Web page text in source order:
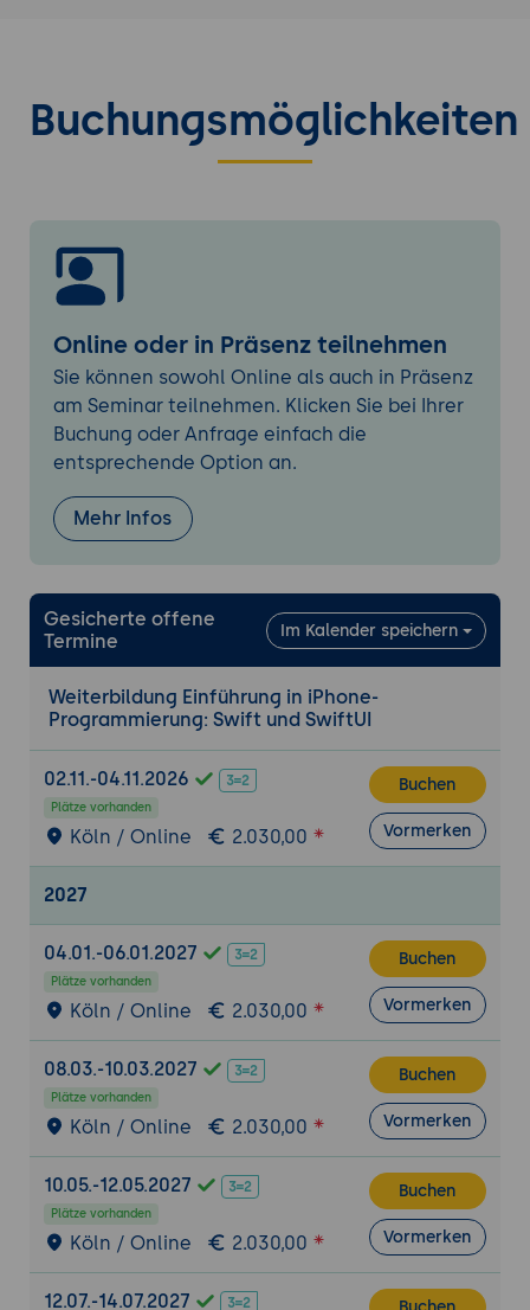
Guidelines (HIG)
Praxisübung 1: Erste Schritte mit Swift und
einfachen iPhone-App mit SwiftUI
Lösung:
Xcode
Erstellung einer einfachen
Benutzeroberfläche mit SwiftUI
Implementierung grundlegender
Funktionen
Tools:Xcode
Ergebnis: Eine funktionsfähige iPhone-
Erweiterte SwiftUI-Komponenten und Layouts
Arbeiten mit fortgeschrittenen SwiftUI-
Komponenten
Nutzung von Stacks, Grids und
benutzerdefinierten Layouts
Einführung in State und Data Binding in
SwiftUI
Benutzerinteraktionen und Gesten
Implementierung von
Benutzerinteraktionen: Buttons, TextFields
und andere Controls
Arbeiten mit Gesten: Tap, Swipe, Drag und
andere
Nutzung von Animationen und
Übergängen in SwiftUI
Integration von Core Data für lokale
Datenverwaltung
Einführung in Core Data: Konzepte und
Architektur
Einrichten des Core Data Stacks
Erstellen, Lesen, Aktualisieren und Löschen
von Daten
Verbindung von Core Data mit SwiftUI
Buchungsmöglichkeiten
Online oder in Präsenz teilnehmen
Sie können sowohl Online als auch in Präsenz
am Seminar teilnehmen. Klicken Sie bei Ihrer
Buchung oder Anfrage einfach die
entsprechende Option an.
Mehr Infos
Gesicherte offene
Termine
Im Kalender speichern
Weiterbildung Einführung in iPhone-
Programmierung: Swift und SwiftUI
02.11.-04.11.2026
Plätze vorhanden
Köln / Online 2.030,00
Buchen
Vormerken
2027
04.01.-06.01.2027
Plätze vorhanden
Köln / Online 2.030,00
Buchen
Vormerken
08.03.-10.03.2027
Plätze vorhanden
Köln / Online 2.030,00
Buchen
Vormerken
10.05.-12.05.2027
Plätze vorhanden
Köln / Online 2.030,00
Buchen
Vormerken
12.07.-14.07.2027